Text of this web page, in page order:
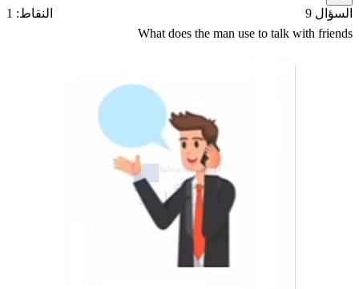
السؤال 9
النقاط: 1
What does the man use to talk with friends